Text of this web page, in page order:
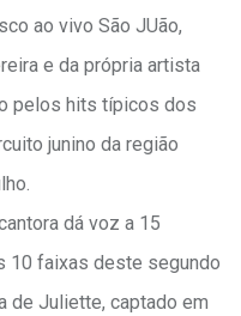
ao vivo São JUão,
e da própria artista
pelos hits típicos dos
junino da região
dá voz a 15
10 faixas deste segundo
de Juliette, captado em